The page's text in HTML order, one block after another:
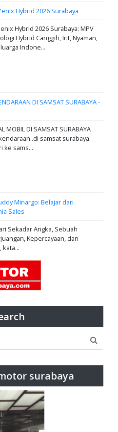
Hybrid 2026 Surabaya
Hybrid 2026 Surabaya: MPV
Hybrid Canggih, Irit, Nyaman,
Indone...
DI SAMSAT SURABAYA -
MOBIL DI SAMSAT SURABAYA
samsat surabaya.
ke sams...
Minargo: Belajar dari
Sales
Sekadar Angka, Sebuah
Kepercayaan, dan
kata...
surabaya